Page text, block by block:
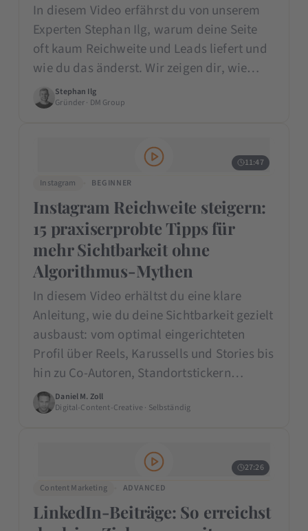
In diesem Video erfährst du von unserem
Experten Stephan Ilg, warum deine Seite
oft kaum Reichweite und Leads liefert und
wie du das änderst. Wir zeigen dir, wie…
Stephan Ilg
Gründer · DM Group
11:47
Instagram
BEGINNER
Instagram Reichweite steigern:
15 praxiserprobte Tipps für
mehr Sichtbarkeit ohne
Algorithmus-Mythen
In diesem Video erhältst du eine klare
Anleitung, wie du deine Sichtbarkeit gezielt
ausbaust: vom optimal eingerichteten
Profil über Reels, Karussells und Stories bis
hin zu Co-Autoren, Standortstickern…
Daniel M. Zoll
Digital-Content-Creative · Selbständig
27:26
Content Marketing
ADVANCED
LinkedIn-Beiträge: So erreichst